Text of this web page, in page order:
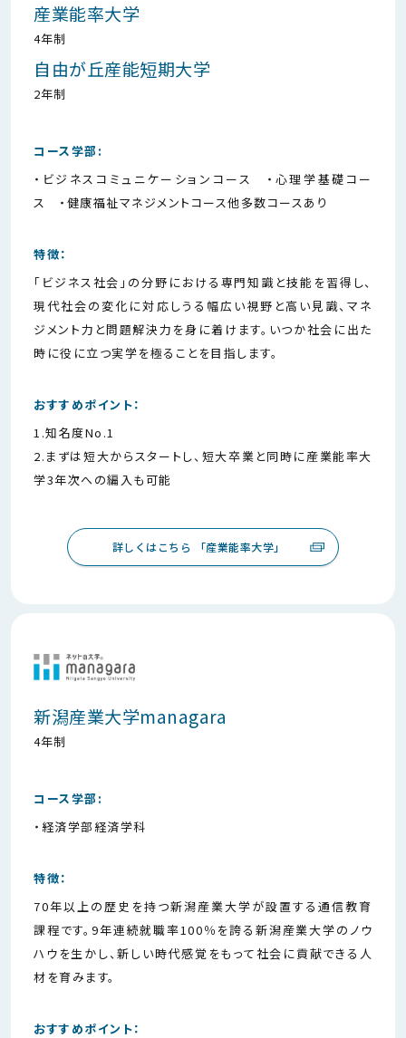
産業能率大学
4年制
自由が丘産能短期大学
2年制
コース学部:
・ビジネスコミュニケーションコース ・心理学基礎コー
ス ・健康福祉マネジメントコース他多数コースあり
特徴：
「ビジネス社会」の分野における専門知識と技能を習得し、
現代社会の変化に対応しうる幅広い視野と高い見識、マネ
ジメント力と問題解決力を身に着けます。いつか社会に出た
時に役に立つ実学を極ることを目指します。
おすすめポイント：
1.知名度No.1
2.まずは短大からスタートし、短大卒業と同時に産業能率大
学3年次への編入も可能
詳しくはこちら 「産業能率大学」
新潟産業大学managara
4年制
コース学部:
・経済学部経済学科
特徴：
70年以上の歴史を持つ新潟産業大学が設置する通信教育
課程です。9年連続就職率100％を誇る新潟産業大学のノウ
ハウを生かし、新しい時代感覚をもって社会に貢献できる人
材を育みます。
おすすめポイント：